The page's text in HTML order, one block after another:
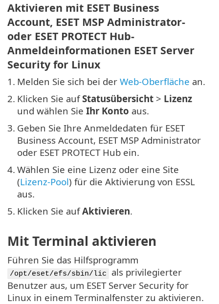
Aktivieren mit ESET Business
Account, ESET MSP Administrator-
oder ESET PROTECT Hub-
Anmeldeinformationen ESET Server
Security for Linux
1. Melden Sie sich bei der Web-Oberfläche an.
2. Klicken Sie aufStatusübersicht > Lizenz
und wählen Sie Ihr Konto aus.
3. Geben Sie Ihre Anmeldedaten für ESET
Business Account, ESET MSP Administrator
oder ESET PROTECT Hub ein.
4. Wählen Sie eine Lizenz oder eine Site
(Lizenz-Pool) für die Aktivierung von ESSL
aus.
5. Klicken Sie aufAktivieren.
Mit Terminal aktivieren
Führen Sie das Hilfsprogramm
/opt/eset/efs/sbin/lic
als privilegierter
Benutzer aus, um ESET Server Security for
Linux in einem Terminalfenster zu aktivieren.